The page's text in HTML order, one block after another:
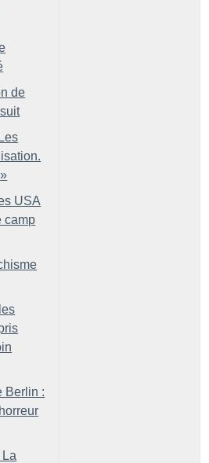
de
Les
»
USA
camp
Berlin :